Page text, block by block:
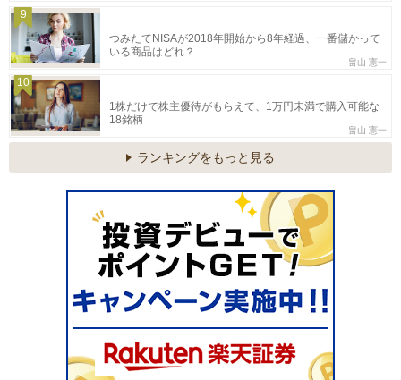
9
つみたてNISAが2018年開始から8年経過、一番儲かって
いる商品はどれ？
畠山 憲一
10
1株だけで株主優待がもらえて、1万円未満で購入可能な
18銘柄
畠山 憲一
ランキングをもっと見る